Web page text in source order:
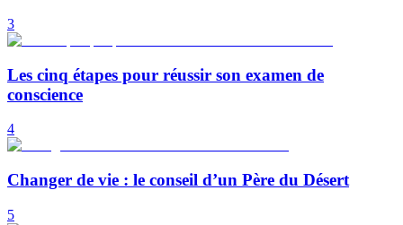
3
Les cinq étapes pour réussir son examen de
conscience
4
Changer de vie : le conseil d’un Père du Désert
5